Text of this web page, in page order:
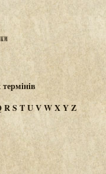
RSTUVWXYZ